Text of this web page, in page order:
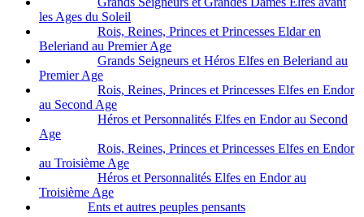
les Ages du Soleil
Rois, Reines, Princes et Princesses Eldar en
Beleriand au Premier Age
Grands Seigneurs et Héros Elfes en Beleriand au
Premier Age
Rois, Reines, Princes et Princesses Elfes en Endor
au Second Age
Héros et Personnalités Elfes en Endor au Second
Age
Rois, Reines, Princes et Princesses Elfes en Endor
au Troisième Age
Héros et Personnalités Elfes en Endor au
Troisième Age
Ents et autres peuples pensants